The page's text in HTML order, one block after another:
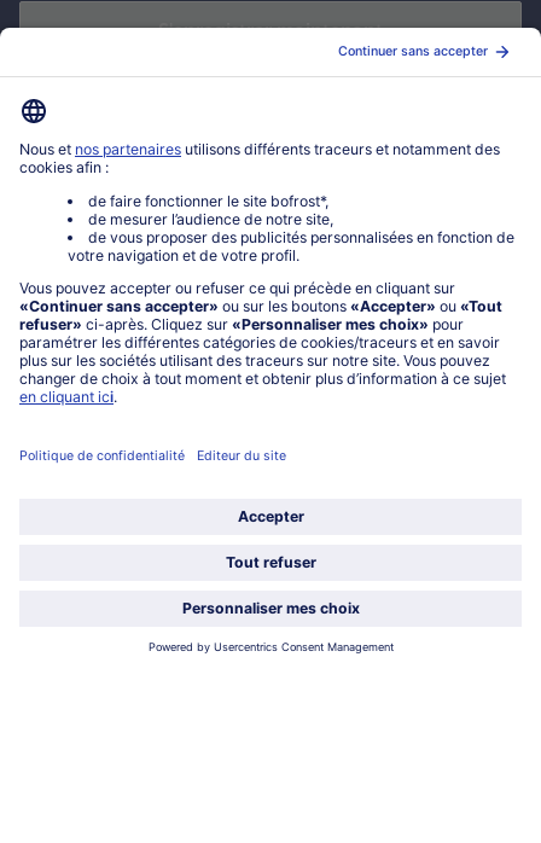
S'enregistrer maintenant
Mon compte bofrost*
service@bofrost.fr
0801 902 406
Lu-Ve : 9h - 20h (appel non surtaxé)